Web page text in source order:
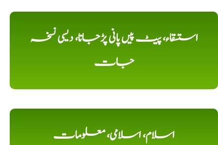
استسقاء، پیٹ پیں پانی پڑجانا، دیسی نسخہ
جات
اسلام، اسلامی، معلومات